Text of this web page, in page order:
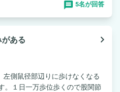
5名が回答
ある
navigate_next
左側鼠径部辺りに歩けなくなる
。１日一万歩位歩くので股関節